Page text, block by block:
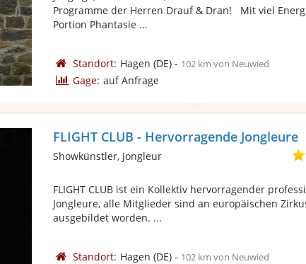
Programme der Herren Drauf & Dran! Mit viel
Portion Phantasie ...
Standort: Hagen (DE)- 102 km von Neuwied
Gage: auf Anfrage
FLIGHT CLUB - Hervorragende Jongleure
Showkünstler, Jongleur
FLIGHT CLUB ist ein Kollektiv hervorragender
Jongleure, alle Mitglieder sind an europäischen
ausgebildet worden. ...
Standort: Hagen (DE)- 102 km von Neuwied